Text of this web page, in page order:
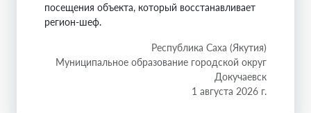
посещения объекта, который восстанавливает
регион-шеф.
Республика Саха (Якутия)
Муниципальное образование городской округ
Докучаевск
1 августа 2026 г.